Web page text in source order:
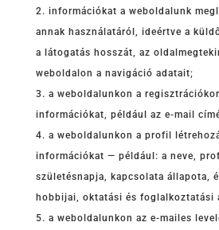
információkat a weboldalunk
annak használatáról, ideértve a
a látogatás hosszát, az
weboldalon a navigáció adatait;
a weboldalunkon a
információkat, például az e-mail
a weboldalunkon a profil
információkat — például: a neve,
születésnapja, kapcsolata állapota,
hobbijai, oktatási és foglalkoztatási
a weboldalunkon az e-mailes